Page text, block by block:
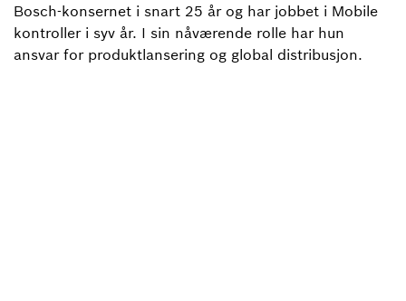
Bosch-konsernet i snart 25 år og har jobbet i Mobile
kontroller i syv år. I sin nåværende rolle har hun
ansvar for produktlansering og global distribusjon.